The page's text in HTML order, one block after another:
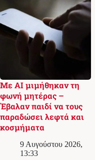
Με AI μιμήθηκαν τη
φωνή μητέρας –
Έβαλαν παιδί να τους
παραδώσει λεφτά και
κοσμήματα
9 Αυγούστου 2026,
13:33